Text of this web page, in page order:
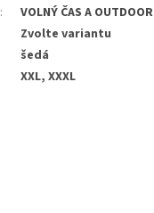
:
VOLNÝ ČAS A OUTDOOR
Zvolte variantu
šedá
XXL, XXXL